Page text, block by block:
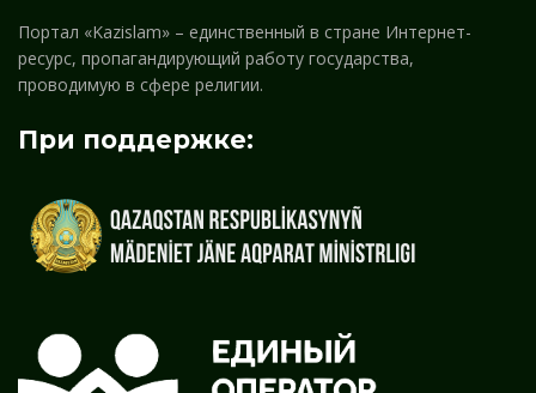
Портал «Kazislam» – единственный в стране Интернет-
ресурс, пропагандирующий работу государства,
проводимую в сфере религии.
При поддержке: